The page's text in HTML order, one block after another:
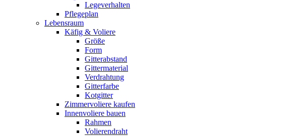
Legeverhalten
Pflegeplan
Lebensraum
Käfig & Voliere
Größe
Form
Gitterabstand
Gittermaterial
Verdrahtung
Gitterfarbe
Kotgitter
Zimmervoliere kaufen
Innenvoliere bauen
Rahmen
Volierendraht